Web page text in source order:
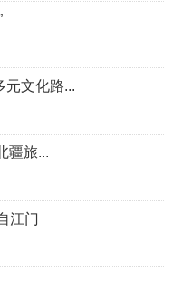
元文化路...
疆旅...
江门